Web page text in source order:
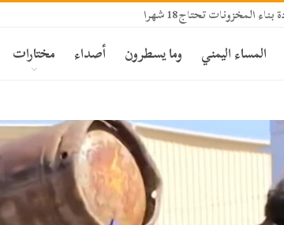
المساء اليمني وما يسطرون أصداء مختارات